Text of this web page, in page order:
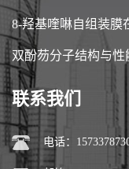
8-羟基喹啉自组装膜
双酚芴分子结构与性
联系我们
电话：